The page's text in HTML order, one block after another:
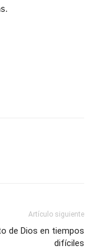
Artículo siguiente
de Dios en tiempos
difíciles